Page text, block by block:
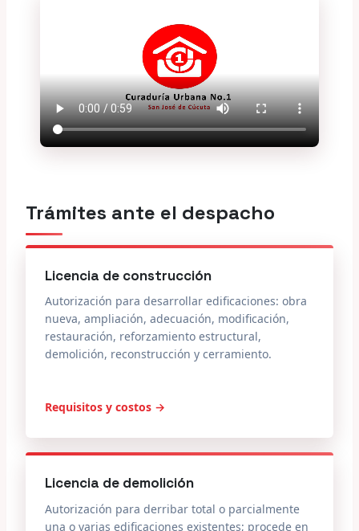
Trámites ante el despacho
Licencia de construcción
Autorización para desarrollar edificaciones: obra
nueva, ampliación, adecuación, modificación,
restauración, reforzamiento estructural,
demolición, reconstrucción y cerramiento.
Requisitos y costos →
Licencia de demolición
Autorización para derribar total o parcialmente
una o varias edificaciones existentes; procede en